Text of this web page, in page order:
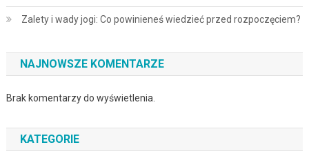
Zalety i wady jogi: Co powinieneś wiedzieć przed rozpoczęciem?
NAJNOWSZE KOMENTARZE
Brak komentarzy do wyświetlenia.
KATEGORIE